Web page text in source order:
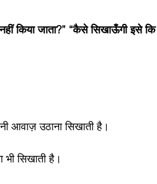
किया जाता?” “कैसे सिखाऊँगी इसे कि
आवाज़ उठाना सिखाती है।
सिखाती है।